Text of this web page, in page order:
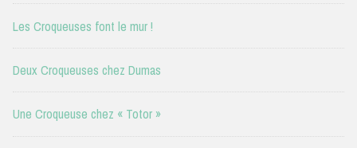
Les Croqueuses font le mur !
Deux Croqueuses chez Dumas
Une Croqueuse chez « Totor »